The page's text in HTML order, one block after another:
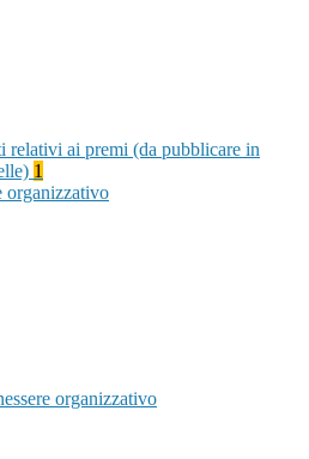
relativi ai premi (da pubblicare in
1
organizzativo
organizzativo